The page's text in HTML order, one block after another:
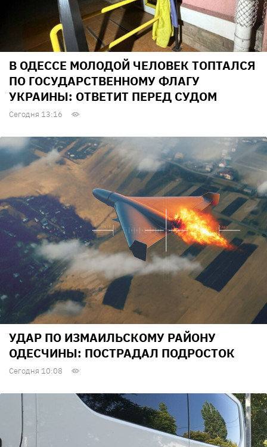
В ОДЕССЕ МОЛОДОЙ ЧЕЛОВЕК ТОПТАЛСЯ
ПО ГОСУДАРСТВЕННОМУ ФЛАГУ
УКРАИНЫ: ОТВЕТИТ ПЕРЕД СУДОМ
Сегодня 13:16
УДАР ПО ИЗМАИЛЬСКОМУ РАЙОНУ
ОДЕСЧИНЫ: ПОСТРАДАЛ ПОДРОСТОК
Сегодня 10:08